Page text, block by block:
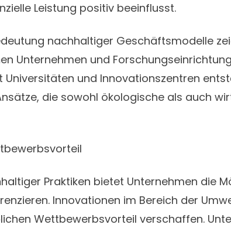
Leistung positiv beeinflusst.
nachhaltiger Geschäftsmodelle
Unternehmen und
und Innovationszentren
die sowohl ökologische als auch
Praktiken bietet Unternehmen die
Innovationen im Bereich der
Wettbewerbsvorteil verschaffen.